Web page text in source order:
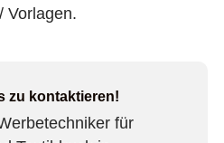
Vorlagen.
zu kontaktieren!
für